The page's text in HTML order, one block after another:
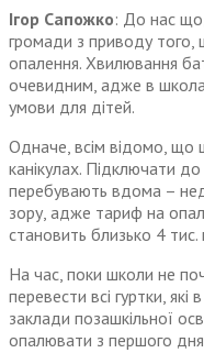
Ігор Сапожко: До нас
громади з приводу
опалення. Хвилювання
очевидним, адже в
умови для дітей.
Одначе, всім відомо, що
канікулах. Підключати
перебувають вдома –
зору, адже тариф на
становить близько 4 тис.
На час, поки школи не
перевести всі гуртки, які
заклади позашкільної
опалювати з першого